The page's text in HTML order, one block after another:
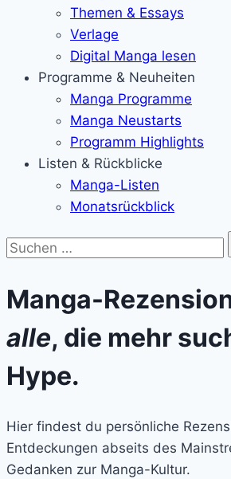
Themen & Essays
Verlage
Digital Manga lesen
Programme & Neuheiten
Manga Programme
Manga Neustarts
Programm Highlights
Listen & Rückblicke
Manga-Listen
Monatsrückblick
Suche
Manga-
alle, die mehr
Hype.
Hier findest du persönliche
Entdeckungen abseits des
Gedanken zur Manga-Kultur.